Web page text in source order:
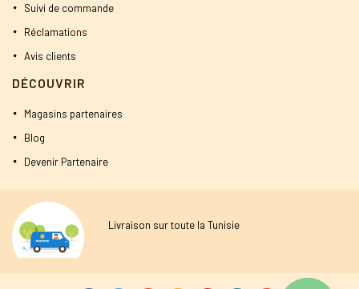
Suivi de commande
Réclamations
Avis clients
DÉCOUVRIR
Magasins partenaires
Blog
Devenir Partenaire
Livraison sur toute la Tunisie